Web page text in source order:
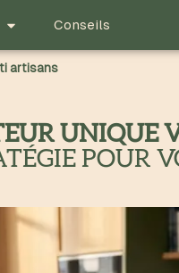
Conseils
artisans
UNIQUE
POUR